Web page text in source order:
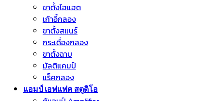
ขาตั้งไฮแฮต
เก้าอี้กลอง
ขาตั้งสแนร์
กระเดื่องกลอง
ขาตั้งฉาบ
มัลติแคมป์
แร็คกลอง
แอมป์ เอฟแฟค สตูดิโอ